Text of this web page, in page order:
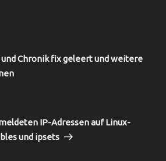
Chronik fix geleert und weitere
IP-Adressen auf Linux-
und ipsets